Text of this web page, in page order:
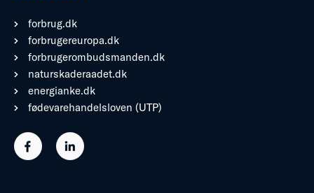
forbrug.dk
forbrugereuropa.dk
forbrugerombudsmanden.dk
naturskaderaadet.dk
energianke.dk
fødevarehandelsloven (UTP)